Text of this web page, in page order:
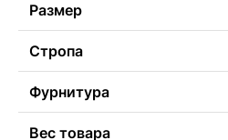
Размер
Стропа
Фурнитура
Вес товара